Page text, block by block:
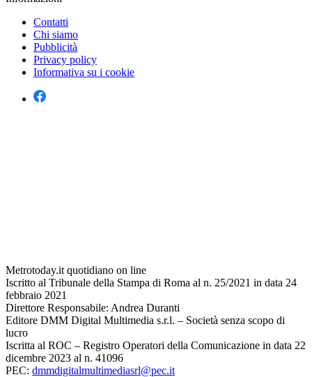
Contatti
Chi siamo
Pubblicità
Privacy policy
Informativa su i cookie
Metrotoday.it quotidiano on line
Iscritto al Tribunale della Stampa di Roma al n. 25/2021 in data 24
febbraio 2021
Direttore Responsabile: Andrea Duranti
Editore DMM Digital Multimedia s.r.l. – Società senza scopo di
lucro
Iscritta al ROC – Registro Operatori della Comunicazione in data 22
dicembre 2023 al n. 41096
PEC: dmmdigitalmultimediasrl@pec.it